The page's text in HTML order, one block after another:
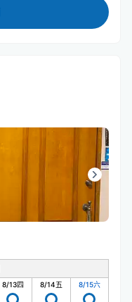
8/13四 8/14五 8/15六